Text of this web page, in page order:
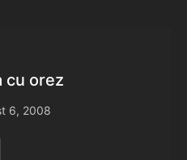
cu orez
6, 2008